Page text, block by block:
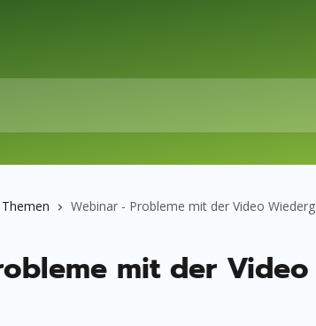
Webinar - Probleme mit der Video
mit der Video